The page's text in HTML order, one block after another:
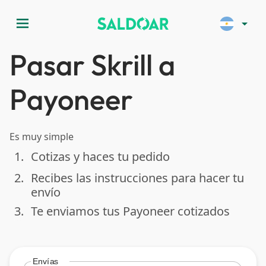
menu arrow_drop_down
Pasar Skrill a
Payoneer
Es muy simple
done
1. Cotizas y haces tu pedido
done
2. Recibes las instrucciones para hacer tu
envío
done
3. Te enviamos tus Payoneer cotizados
Envías